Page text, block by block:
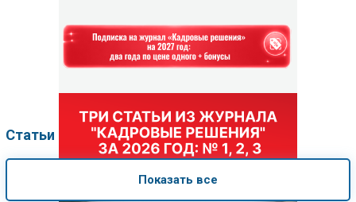
Статьи по рубрикам
Показать все